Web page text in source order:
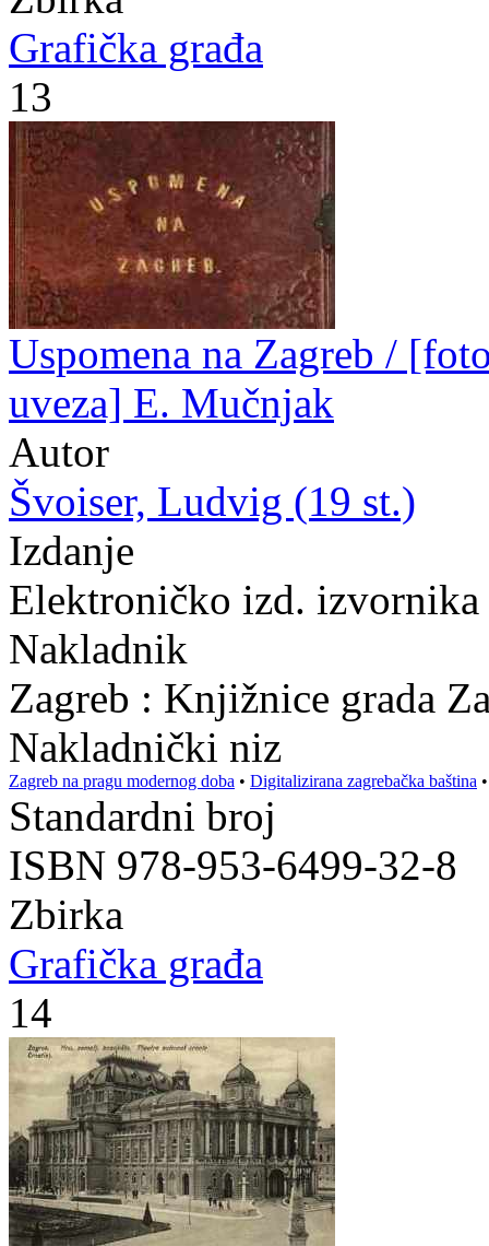
Grafička građa
13
Uspomena na Zagreb /
uveza] E. Mučnjak
Autor
Švoiser, Ludvig (19 st.)
Izdanje
Elektroničko izd.
Nakladnik
Zagreb : Knjižnice grada
Nakladnički niz
Zagreb na pragu modernog doba • Digitalizirana zagrebačka baština
Standardni broj
ISBN 978-953-6499-32-8
Zbirka
Grafička građa
14